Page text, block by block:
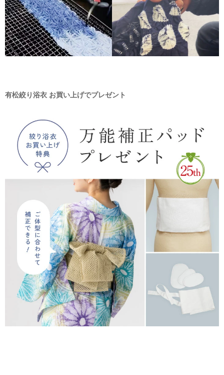
有松絞り浴衣 お買い上げでプレゼント